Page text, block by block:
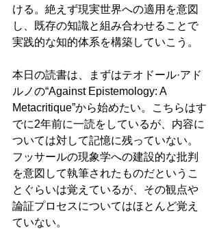
ける。絶えず現実世界への適用を意図
し、既存の知識と組み合わせることで
実践的な知的体系を構築していこう。
本日の読書は、まずはテオドール·アド
ルノの“Against Epistemology: A
Metacritique”から始めたい。こちらはす
でに2年前に一読をしているが、内容に
ついては対して記憶に残っていない。
フッサールの現象学への建設的な批判
を意図して執筆されたものだというこ
とぐらいは覚えているが、その観点や
論証プロセスについてはほとんど覚え
ていない。